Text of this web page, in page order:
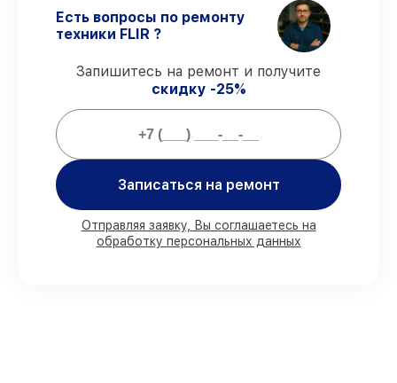
Официальная гарантия
– все все виды
ремонта защищены сервисной
Мы гарантируем:
присутствии
комплектующих FLIR есть в
наличии в мастерской или на складе в
Краснодаре, остальные доступны для
срочного заказа
Есть вопросы по ремонту
техники FLIR ?
Запишитесь на ремонт и получите
скидку -25%
Записаться на ремонт
Отправляя заявку, Вы соглашаетесь на
обработку персональных данных